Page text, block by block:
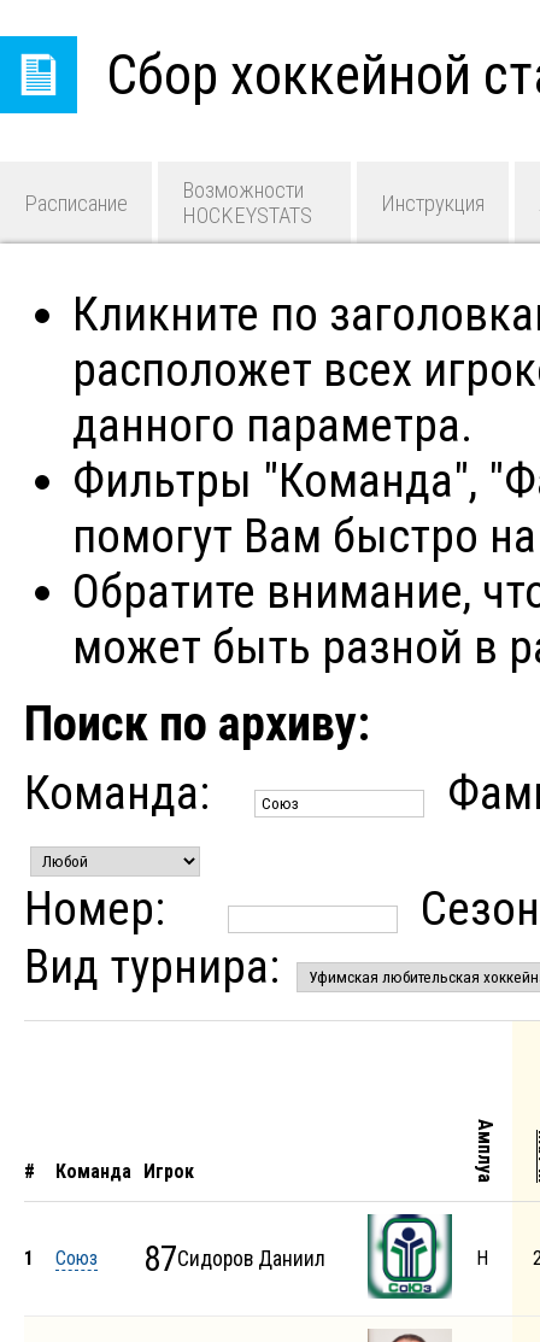
Сбор хоккейной
Расписание
Возможности
HOCKEYSTATS
Инструкция
Кликните по
расположет всех
данного параметра.
Фильтры "Команда",
помогут Вам быстро
Обратите внимание,
может быть разной в
Поиск по архиву:
Команда:
Номер:
Вид турнира:
# Команда Игрок Амплуа
1 Союз 87Сидоров Даниил Н